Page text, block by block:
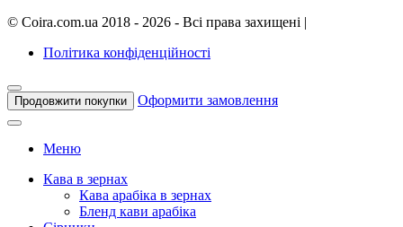
© Coira.com.ua 2018 - 2026 - Всі права захищені |
Політика конфіденційності
Продовжити покупки Оформити замовлення
Меню
Кава в зернах
Кава арабіка в зернах
Бленд кави арабіка